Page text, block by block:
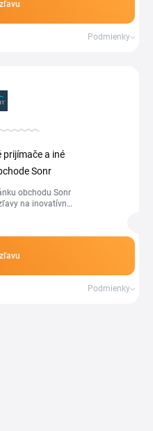
Podmienky
a iné
Sonr
obchodu Sonr
na inovatívne
Podmienky